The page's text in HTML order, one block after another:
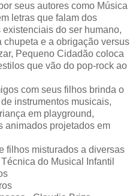
seus autores como Música
letras que falam dos
do ser humano,
e a obrigação versus
Pequeno Cidadão coloca
que vão do pop-rock ao
com seus filhos brinda o
instrumentos musicais,
em playground,
animados projetados em
filhos misturados a diversas
do Musical Infantil